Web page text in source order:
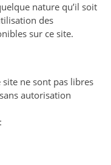
nature qu’il soit
des
sur ce site.
ne sont pas libres
autorisation